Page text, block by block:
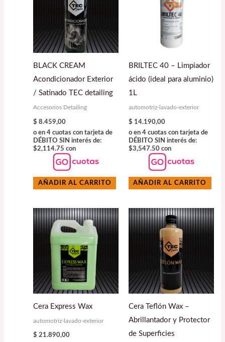
BLACK CREAM
Acondicionador Exterior
/ Satinado TEC detailing
Accesorios Detailing
$ 8.459,00
o en 4 cuotas con tarjeta de
DÉBITO SIN interés de:
$2,114.75 con
AÑADIR AL CARRITO
BRILTEC 40 – Limpiador
ácido (ideal para aluminio)
1L
automotriz-lavado-exterior
$ 14.190,00
o en 4 cuotas con tarjeta de
DÉBITO SIN interés de:
$3,547.50 con
AÑADIR AL CARRITO
Cera Express Wax
automotriz-lavado-exterior
$ 21.890,00
Cera Teflón Wax –
Abrillantador y Protector
de Superficies